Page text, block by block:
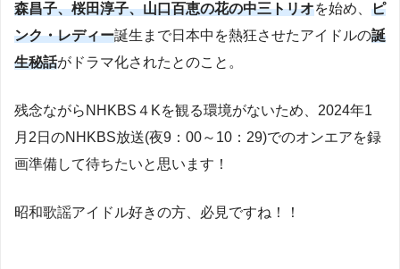
森昌子、桜田淳子、山口百恵の花の中三トリオを始め、 ピ
ンク・レディー誕生まで日本中を熱狂させたアイドルの誕
生秘話がドラマ化されたとのこと。
残念ながらNHKBS４Kを観る環境がないため、2024年1
月2日のNHKBS放送(夜9：00～10：29)でのオンエアを録
画準備して待ちたいと思います！
昭和歌謡アイドル好きの方、必見ですね！！